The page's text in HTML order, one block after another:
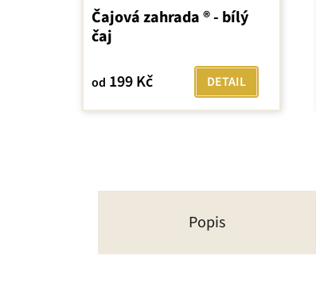
Čajová zahrada ® - bílý
čaj
od 199 Kč DETAIL
Popis